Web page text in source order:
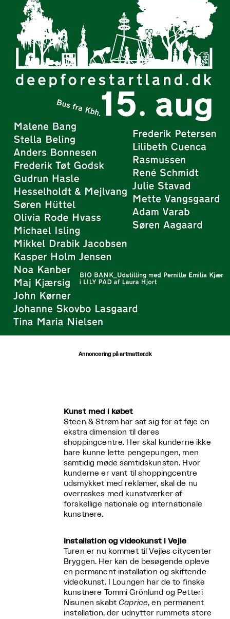
Annoncering på artmatter.dk
Kunst med i købet
Steen & Strøm har sat sig for at føje en
ekstra dimension til deres
shoppingcentre. Her skal kunderne ikke
bare kunne lette pengepungen, men
samtidig møde samtidskunsten. Hvor
kunderne er vant til shoppingcentre
udsmykket med reklamer, skal de nu
overraskes med kunstværker af
forskellige nationale og internationale
kunstnere.
Installation og videokunst i Vejle
Turen er nu kommet til Vejles citycenter
Bryggen. Her kan de besøgende opleve
en permanent installation og skiftende
videokunst. I Loungen har de to ﬁnske
kunstnere Tommi Grönlund og Petteri
Nisunen skabtCaprice, en permanent
installation, der udnytter rummets store